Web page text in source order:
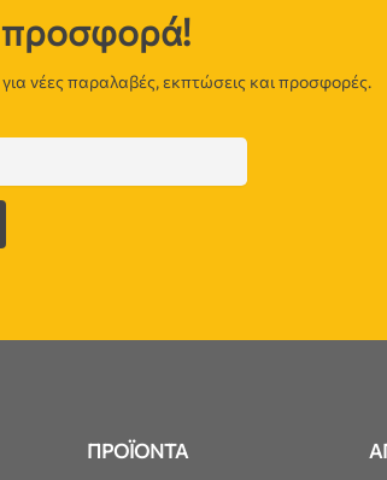
προσφορά!
νέες παραλαβές, εκπτώσεις και προσφορές.
ΠΡΟΪΟΝΤΑ